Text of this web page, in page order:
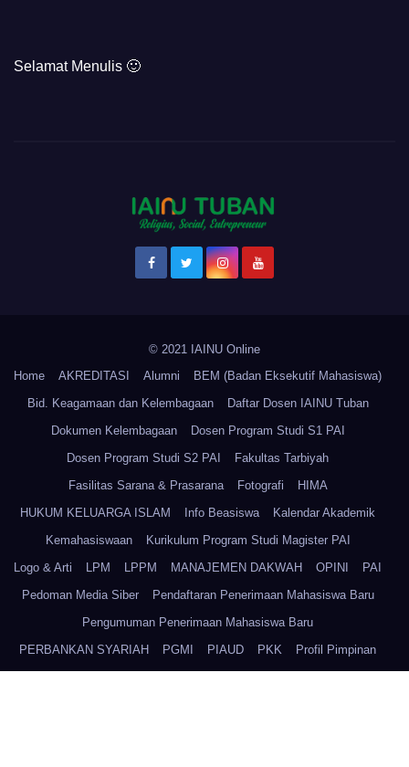
Selamat Menulis 🙂
© 2021 IAINU Online
Home
AKREDITASI Alumni
BEM (Badan Eksekutif Mahasiswa)
Bid. Keagamaan dan Kelembagaan
Daftar Dosen IAINU Tuban
Dokumen Kelembagaan
Dosen Program Studi S1 PAI
Dosen Program Studi S2 PAI
Fakultas Tarbiyah
Fasilitas Sarana & Prasarana
Fotografi
HIMA
HUKUM KELUARGA ISLAM
Info Beasiswa
Kalendar Akademik
Kemahasiswaan
Kurikulum Program Studi Magister PAI
Logo & Arti
LPM LPPM MANAJEMEN DAKWAH OPINI
PAI
Pedoman Media Siber
Pendaftaran Penerimaan Mahasiswa Baru
Pengumuman Penerimaan Mahasiswa Baru
PERBANKAN SYARIAH
PGMI PIAUD PKK
Profil Pimpinan